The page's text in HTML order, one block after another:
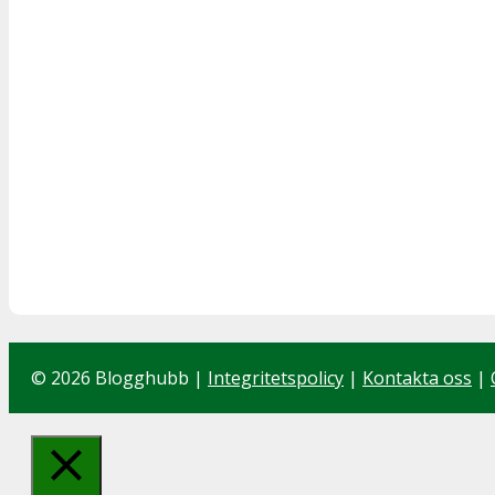
© 2026 Blogghubb | Integritetspolicy | Kontakta oss |